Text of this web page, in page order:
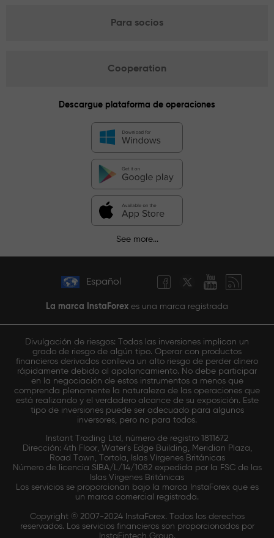
Para socios
Cooperation
Descargue plataforma de operaciones
See more...
Español
La marca InstaForex es una marca registrada
Divulgación de riesgos: Todas las inversiones implican un
grado de riesgo de algún tipo. Operar con productos
financieros derivados conlleva un alto riesgo de perder dinero
rápidamente debido al apalancamiento. No debe participar
en la negociación de estos instrumentos a menos que
comprenda plenamente la naturaleza de las operaciones que
está realizando y el verdadero alcance de su exposición. Este
tipo de inversiones puede ser adecuado para algunos
inversores, pero no para todos.
Instant Trading Ltd, número de registro 1811672
Dirección: 4th Floor, Water's Edge Building, Meridian Plaza,
Road Town, Tortola, Islas Vírgenes Británicas
Número de licencia SIBA/L/14/1082 expedida por la FSC de las
Islas Vírgenes Británicas
Los servicios se proporcionan bajo la marca InstaForex que es
un marca comercial registrada.
Copyright © 2007-2024 InstaForex. Todos los derechos
reservados. Los servicios financieros son proporcionados por
InstaFintech Group.